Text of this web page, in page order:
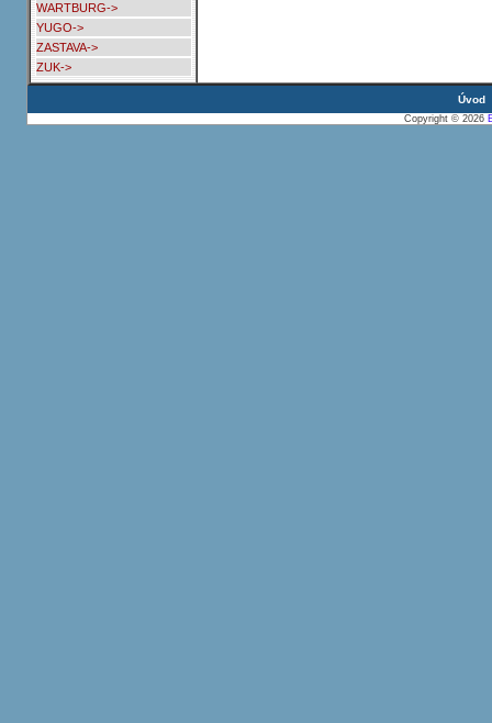
WARTBURG->
YUGO->
ZASTAVA->
ZUK->
Úvod
Copyright © 2026